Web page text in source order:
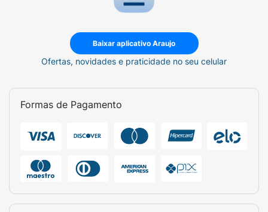
Ideal para o Cuidado Diário:Perfeito para
uso corporal frequente, proporcionando um
momento de SPA e renovação no conforto
Barra Francis Lavanda sobre a pele molhada.
Massageie suavemente com movimentos
circulares por todo o corpo até a formação
de uma espuma rica e perfumada. Para uma
experiência ainda mais relaxante e com maior
abundância de espuma, utilize o produto com
Baixar aplicativo Araujo
Ofertas, novidades e praticidade no seu celular
Formas de Pagamento